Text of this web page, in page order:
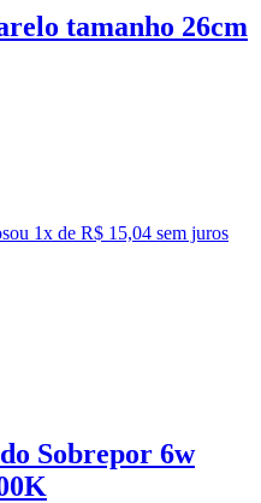
tamanho 26cm
ou 1x de R$ 15,04 sem juros
Sobrepor 6w